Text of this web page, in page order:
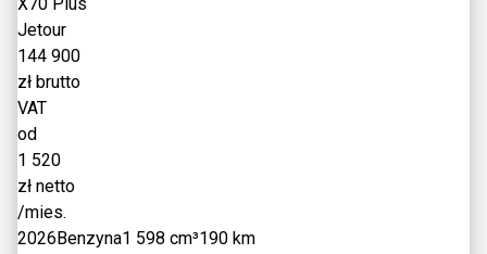
Jetour
144 900
zł brutto
VAT
od
1 520
zł netto
/mies.
2026Benzyna1 598 cm³190 km